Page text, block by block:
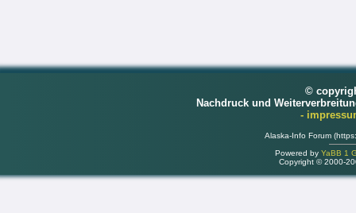
©
Nachdruck und
-
Alaska-Info Forum
Powered by YaBB 1
Copyright © 2000-